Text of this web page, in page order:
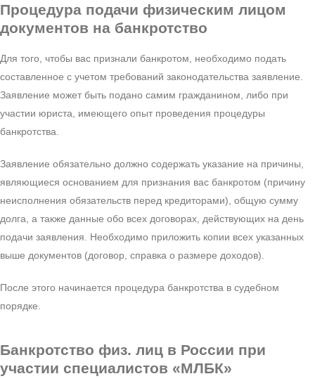
Процедура подачи физическим лицом
документов на банкротство
Для того, чтобы вас признали банкротом, необходимо подать
составленное с учетом требований законодательства заявление.
Заявление может быть подано самим гражданином, либо при
участии юриста, имеющего опыт проведения процедуры
банкротства.
Заявление обязательно должно содержать указание на причины,
являющиеся основанием для признания вас банкротом (причину
неисполнения обязательств перед кредиторами), общую сумму
долга, а также данные обо всех договорах, действующих на день
подачи заявления. Необходимо приложить копии всех указанных
выше документов (договор, справка о размере доходов).
После этого начинается процедура банкротства в судебном
порядке.
Банкротство физ. лиц в России при
участии специалистов «МЛБК»